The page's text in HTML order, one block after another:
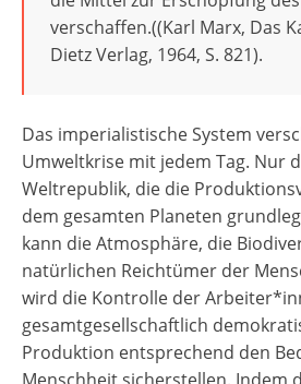
verschaffen.((Karl Marx, Das
Dietz Verlag, 1964, S. 821).
Das imperialistische System
Umweltkrise mit jedem Tag. Nur
Weltrepublik, die die
dem gesamten Planeten
kann die Atmosphäre, die
natürlichen Reichtümer der
wird die Kontrolle der
gesamtgesellschaftlich
Produktion entsprechend den